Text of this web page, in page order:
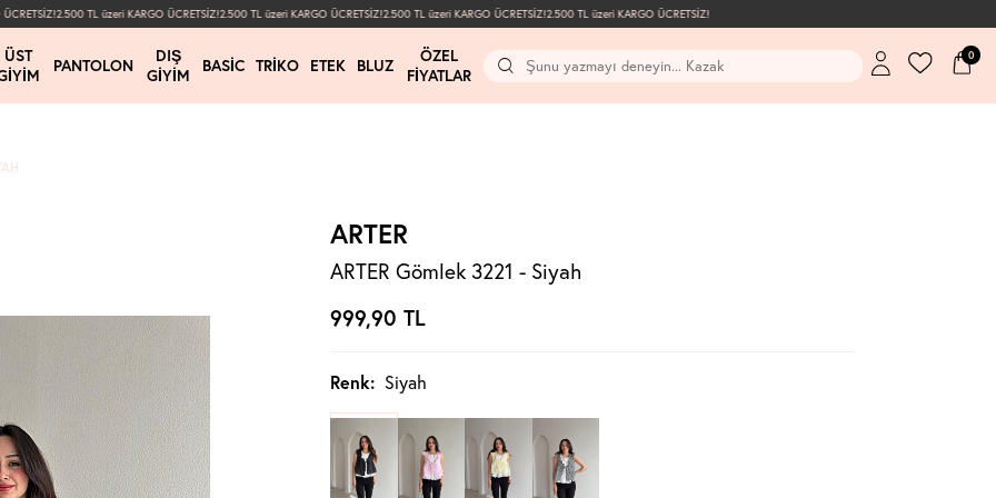
2.500 TL üzeri KARGO ÜCRETSİZ!2.500 TL üzeri KARGO ÜCRETSİZ!2.500 TL üzeri KARGO ÜCRETSİZ!2.500 TL üzeri KARGO ÜCRETSİZ!
ÜST
PANTOLON
DIŞ
GIYIM
BASIC TRIKO ETEK BLUZ
ÖZEL
FIYATLAR
0
ARTER
ARTER Gömlek 3221 - Siyah
999,90 TL
Renk: Siyah